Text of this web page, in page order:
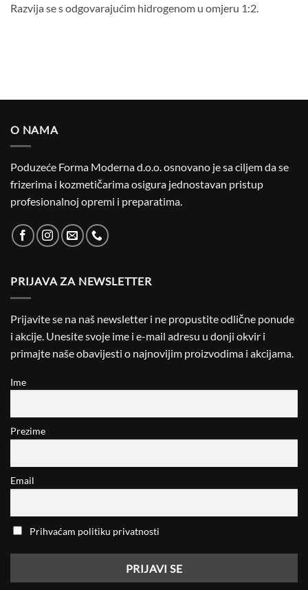
Razvija se s odgovarajućim hidrogenom u omjeru 1:2.
O NAMA
Poduzeće Forma Moderna d.o.o. osnovano je sa ciljem da se
frizerima i kozmetičarima osigura jednostavan pristup
profesionalnoj opremi i preparatima.
PRIJAVA ZA NEWSLETTER
Prijavite se na naš newsletter i ne propustite odlične ponude
i akcije. Unesite svoje ime i e-mail adresu u donji okvir i
primajte naše obavijesti o najnovijim proizvodima i akcijama.
Ime
Prezime
Email
Prihvaćam politiku privatnosti